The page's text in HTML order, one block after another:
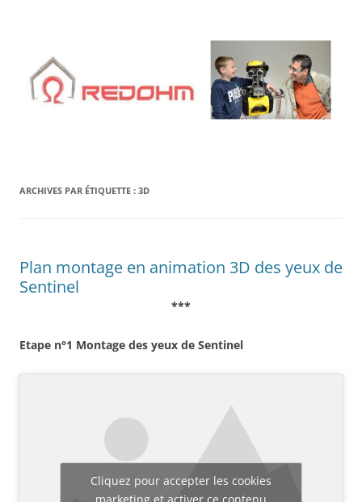
ARCHIVES PAR ÉTIQUETTE : 3D
Plan montage en animation 3D des yeux de
Sentinel
***
Etape n°1 Montage des yeux de Sentinel
Cliquez pour accepter les cookies